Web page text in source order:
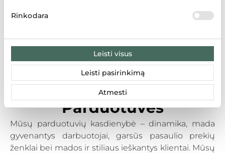
Rinkodara
Leisti visus
Leisti pasirinkimą
Atmesti
Parduotuvės
Mūsų parduotuvių kasdienybė – dinamika, mada
gyvenantys darbuotojai, garsūs pasaulio prekių
ženklai bei mados ir stiliaus ieškantys klientai. Mūsų